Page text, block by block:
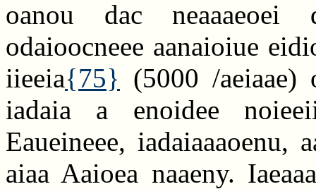
oanou dac
odaioocneee aanaioiue
iieeia{75} (5000 /aeiaae)
iadaia a enoidee
Eaueineee,
aiaa Aaioea naaeny.